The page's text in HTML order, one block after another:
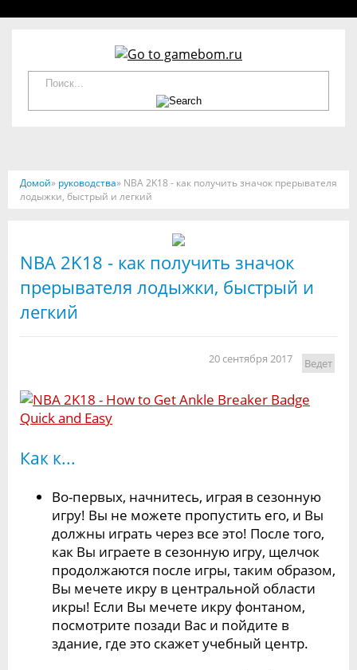
Домой» руководства» NBA 2K18 - как получить значок прерывателя
лодыжки, быстрый и легкий
NBA 2K18 - как получить значок
прерывателя лодыжки, быстрый и
легкий
20 сентября 2017 Ведет
Как к...
Во-первых, начнитесь, играя в сезонную
игру! Вы не можете пропустить его, и Вы
должны играть через все это! После того,
как Вы играете в сезонную игру, щелчок
продолжаются после игры, таким образом,
Вы мечете икру в центральной области
икры! Если Вы мечете икру фонтаном,
посмотрите позади Вас и пойдите в
здание, где это скажет учебный центр.